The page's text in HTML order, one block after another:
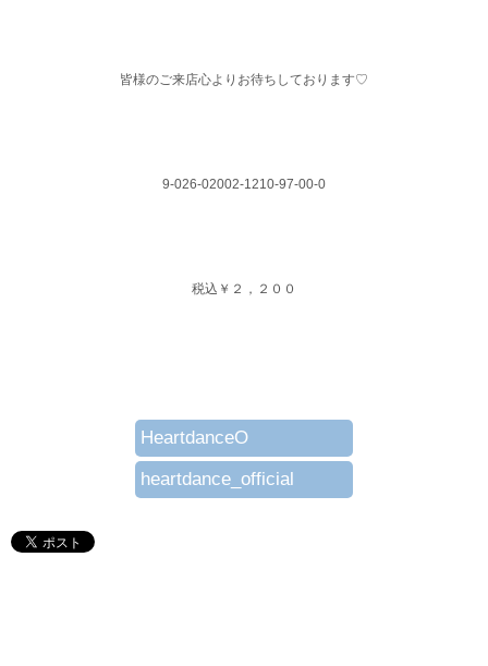
皆様のご来店心よりお待ちしております♡
9-026-02002-1210-97-00-0
税込￥２，２００
HeartdanceO
heartdance_official